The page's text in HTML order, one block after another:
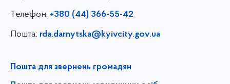
Телефон: +380 (44) 366-55-42
Пошта: rda.darnytska@kyivcity.gov.ua
Пошта для звернень громадян